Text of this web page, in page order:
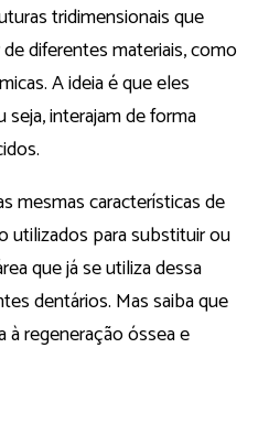
tridimensionais que
diferentes materiais, como
A ideia é que eles
interajam de forma
mesmas características de
utilizados para substituir ou
que já se utiliza dessa
dentários. Mas saiba que
à regeneração óssea e